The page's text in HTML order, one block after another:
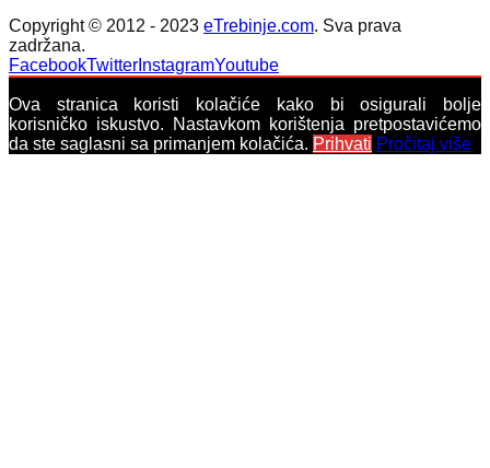
Copyright © 2012 - 2023 eTrebinje.com. Sva prava
zadržana.
FacebookTwitter InstagramYoutube
Ova stranica koristi kolačiće kako bi osigurali bolje
korisničko iskustvo. Nastavkom korištenja pretpostavićemo
da ste saglasni sa primanjem kolačića. Prihvati Pročitaj više